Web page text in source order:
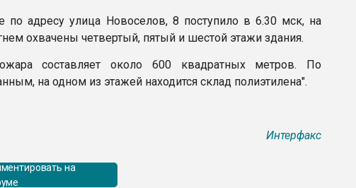
по адресу улица Новоселов, 8 поступило в 6.30 мск, на
охвачены четвертый, пятый и шестой этажи здания.
составляет около 600 квадратных метров. По
на одном из этажей находится склад полиэтилена".
Интерфакс
на